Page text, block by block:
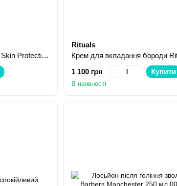
Гель для гоління Unic Gravity Skin Protection Shaving Gel 250 мл
Rituals
1 100 грн
Купити
В наявності